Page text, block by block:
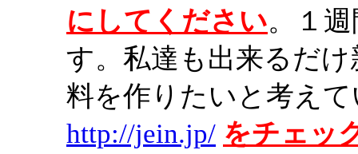
にしてください。１
す。私達も出来るだ
料を作りたいと考え
http://jein.jp/ をチェッ